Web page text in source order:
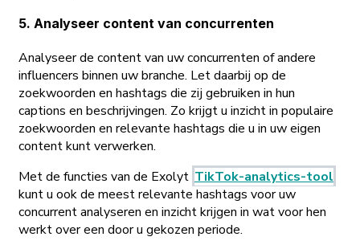
5. Analyseer content van concurrenten
Analyseer de content van uw concurrenten of andere
influencers binnen uw branche. Let daarbij op de
zoekwoorden en hashtags die zij gebruiken in hun
captions en beschrijvingen. Zo krijgt u inzicht in populaire
zoekwoorden en relevante hashtags die u in uw eigen
content kunt verwerken.
Met de functies van de Exolyt TikTok-analytics-tool
kunt u ook de meest relevante hashtags voor uw
concurrent analyseren en inzicht krijgen in wat voor hen
werkt over een door u gekozen periode.